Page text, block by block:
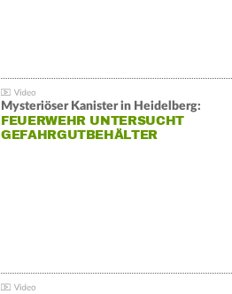
Mysteriöser Kanister in Heidelberg:
FEUERWEHR UNTERSUCHT
GEFAHRGUTBEHÄLTER